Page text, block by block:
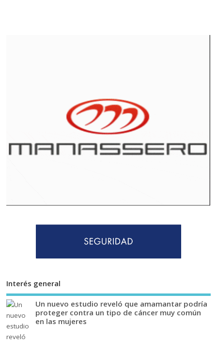
Interés general
Un nuevo estudio reveló que amamantar podría
proteger contra un tipo de cáncer muy común
en las mujeres